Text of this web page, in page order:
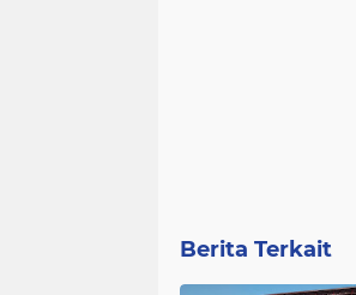
Berita Terkait